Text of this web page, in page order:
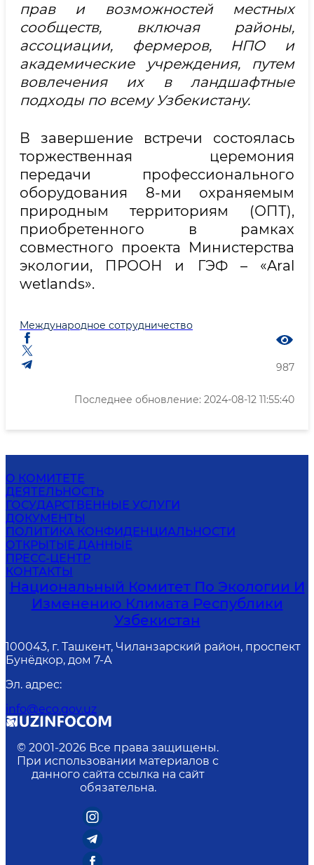
прав и возможностей местных
сообществ, включая районы,
ассоциации, фермеров, НПО и
академические учреждения, путем
вовлечения их в ландшафтные
подходы по всему Узбекистану.
В завершение встречи состоялась
торжественная церемония
передачи профессионального
оборудования 8-ми охраняемым
природным территориям (ОПТ),
приобретенного в рамках
совместного проекта Министерства
экологии, ПРООН и ГЭФ – «Aral
wetlands».
Международное сотрудничество
987
Последнее обновление: 2024-08-12 11:55:40
О КОМИТЕТЕ
ДЕЯТЕЛЬНОСТЬ
ГОСУДАРСТВЕННЫЕ УСЛУГИ
ДОКУМЕНТЫ
ПОЛИТИКА КОНФИДЕНЦИАЛЬНОСТИ
ОТКРЫТЫЕ ДАННЫЕ
ПРЕСС-ЦЕНТР
КОНТАКТЫ
Национальный Комитет По Экологии И
Изменению Климата Республики
Узбекистан
100043, г. Ташкент, Чиланзарский район, проспект
Бунёдкор, дом 7-А
Эл. адрес:
info@eco.gov.uz
© 2001-2026 Все права защищены.
При использовании материалов с
данного сайта ссылка на сайт
обязательна.